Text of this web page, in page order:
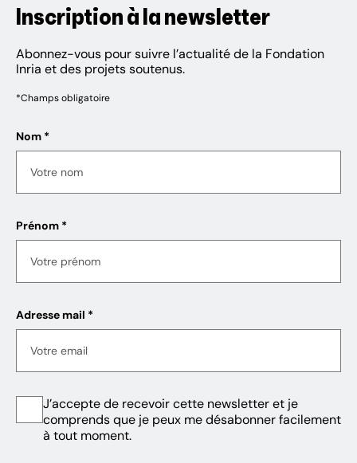
Inscription à la newsletter
Abonnez-vous pour suivre l’actualité de la Fondation
Inria et des projets soutenus.
*Champs obligatoire
Nom *
Prénom *
Adresse mail *
J’accepte de recevoir cette newsletter et je
comprends que je peux me désabonner facilement
à tout moment.